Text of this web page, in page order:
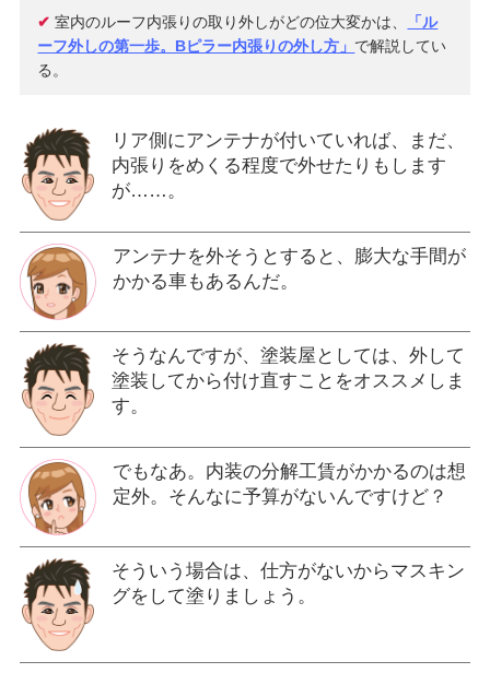
✔室内のルーフ内張りの取り外しがどの位大変かは、
「ル
ーフ外しの第一歩。Bピラー内張りの外し方」 で解説してい
る。
リア側にアンテナが付いていれば、まだ、
内張りをめくる程度で外せたりもします
が……。
アンテナを外そうとすると、膨大な手間が
かかる車もあるんだ。
そうなんですが、塗装屋としては、外して
塗装してから付け直すことをオススメしま
す。
でもなあ。内装の分解工賃がかかるのは想
定外。そんなに予算がないんですけど？
そういう場合は、仕方がないからマスキン
グをして塗りましょう。